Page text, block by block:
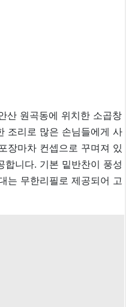
산 원곡동에 위치한 소곱창
조리로 많은 손님들에게 사
장마차 컨셉으로 꾸며져 있
합니다. 기본 밑반찬이 풍성
는 무한리필로 제공되어 고